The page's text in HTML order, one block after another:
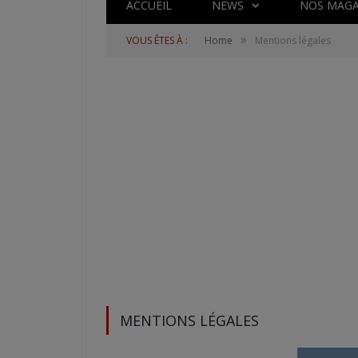
ACCUEIL NEWS NOS
VOUS ÊTES À : Home » Mentions légales
MENTIONS LÉGALES